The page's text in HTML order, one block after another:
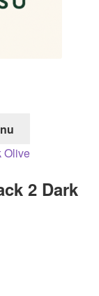
2 Dark